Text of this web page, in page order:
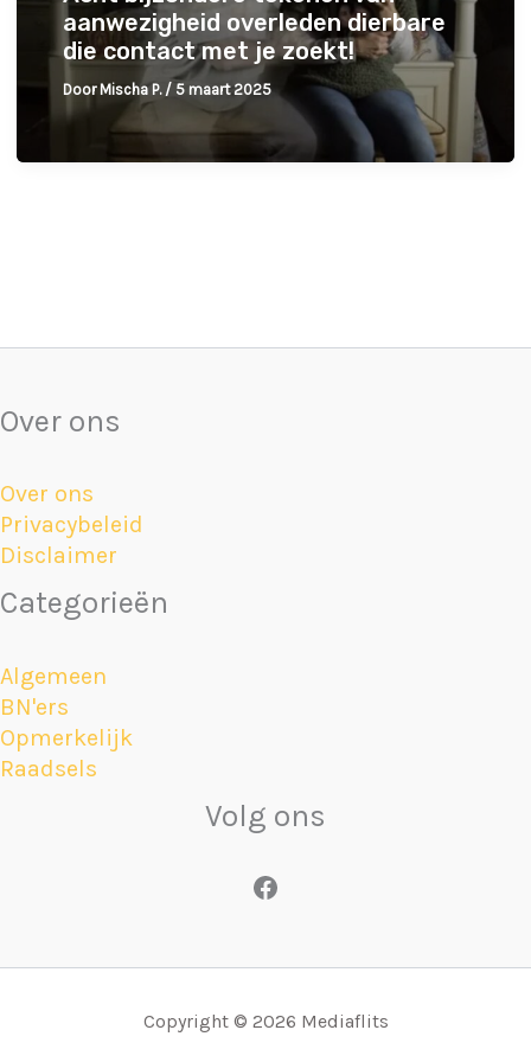
aanwezigheid overleden dierbare
die contact met je zoekt!
Door Mischa P. / 5 maart 2025
Over ons
Over ons
Privacybeleid
Disclaimer
Categorieën
Algemeen
BN'ers
Opmerkelijk
Raadsels
Volg ons
Facebook
Copyright © 2026 Mediaflits